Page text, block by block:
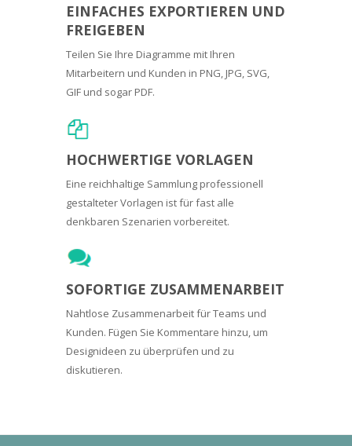
EINFACHES EXPORTIEREN UND
FREIGEBEN
Teilen Sie Ihre Diagramme mit Ihren
Mitarbeitern und Kunden in PNG, JPG, SVG,
GIF und sogar PDF.
HOCHWERTIGE VORLAGEN
Eine reichhaltige Sammlung professionell
gestalteter Vorlagen ist für fast alle
denkbaren Szenarien vorbereitet.
SOFORTIGE ZUSAMMENARBEIT
Nahtlose Zusammenarbeit für Teams und
Kunden. Fügen Sie Kommentare hinzu, um
Designideen zu überprüfen und zu
diskutieren.